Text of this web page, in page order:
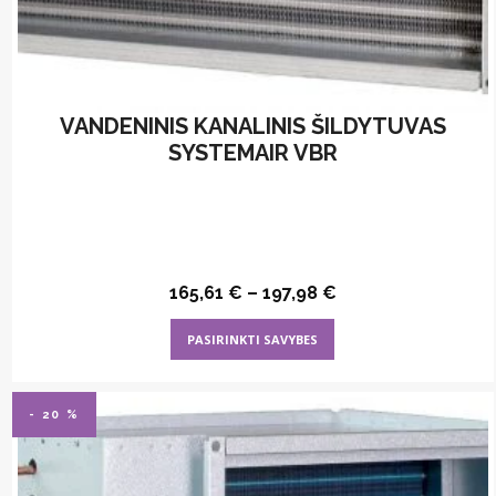
VANDENINIS KANALINIS ŠILDYTUVAS
SYSTEMAIR VBR
165,61 € – 197,98 €
PASIRINKTI SAVYBES
product
multiple
variants.
The
- 20 %